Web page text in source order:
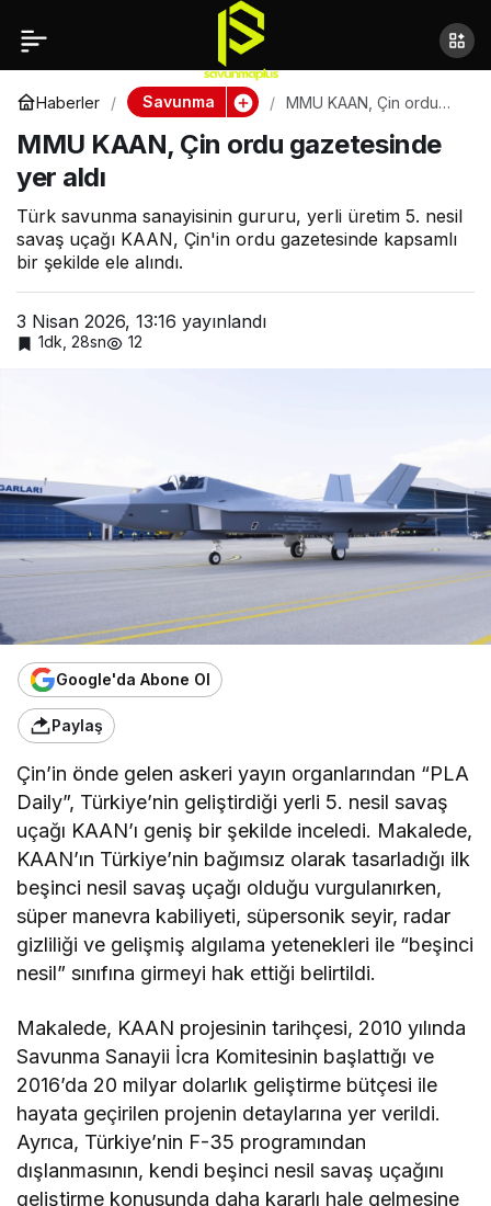
Haberler Savunma
MMU KAAN, Çin ordu
MMU KAAN, Çin ordu gazetesinde
yer aldı
Türk savunma sanayisinin gururu, yerli üretim 5. nesil
savaş uçağı KAAN, Çin'in ordu gazetesinde kapsamlı
bir şekilde ele alındı.
3 Nisan 2026, 13:16 yayınlandı
1dk, 28sn 12
Google'da Abone Ol
Paylaş
Çin’in önde gelen askeri yayın organlarından “PLA
Daily”, Türkiye’nin geliştirdiği yerli 5. nesil savaş
uçağı KAAN’ı geniş bir şekilde inceledi. Makalede,
KAAN’ın Türkiye’nin bağımsız olarak tasarladığı ilk
beşinci nesil savaş uçağı olduğu vurgulanırken,
süper manevra kabiliyeti, süpersonik seyir, radar
gizliliği ve gelişmiş algılama yetenekleri ile “beşinci
nesil” sınıfına girmeyi hak ettiği belirtildi.
Makalede, KAAN projesinin tarihçesi, 2010 yılında
Savunma Sanayii İcra Komitesinin başlattığı ve
2016’da 20 milyar dolarlık geliştirme bütçesi ile
hayata geçirilen projenin detaylarına yer verildi.
Ayrıca, Türkiye’nin F-35 programından
dışlanmasının, kendi beşinci nesil savaş uçağını
geliştirme konusunda daha kararlı hale gelmesine
Selçuk Bayraktar: Tüm
dünyadan Türkiye’nin
savunma eserlerine
büyük bir rağbet var
Paylaş